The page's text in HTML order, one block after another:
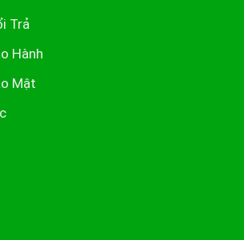
Trả
Hành
Mật